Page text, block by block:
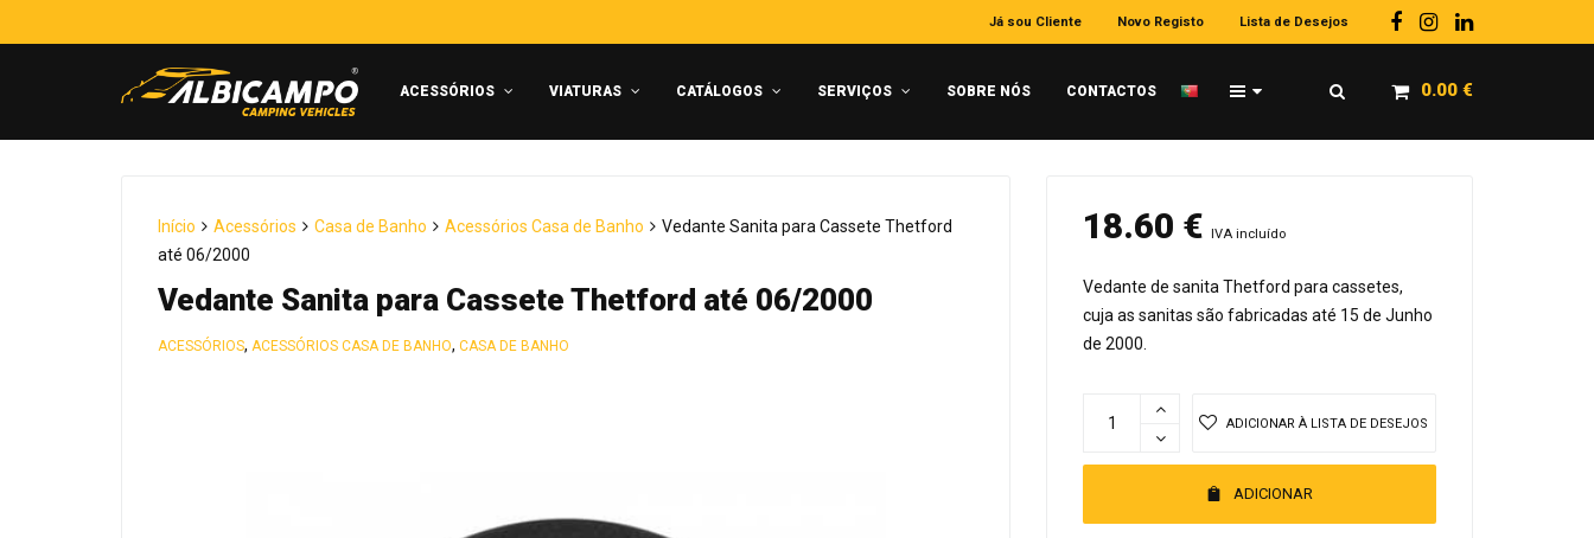
Já sou Cliente Novo Registo Lista de Desejos
ACESSÓRIOS VIATURAS CATÁLOGOS SERVIÇOS SOBRE NÓS CONTACTOS 0.00 €
Início Acessórios Casa de Banho Acessórios Casa de Banho
Vedante Sanita para Cassete Thetford
até 06/2000
Vedante Sanita para Cassete Thetford até 06/2000
ACESSÓRIOS, ACESSÓRIOS CASA DE BANHO, CASA DE BANHO
18.60 € IVA incluído
Vedante de sanita Thetford para cassetes,
cuja as sanitas são fabricadas até 15 de Junho
de 2000.
ADICIONAR
ADICIONAR À LISTA DE DESEJOS